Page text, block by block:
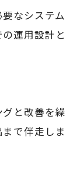
なシステム
運用設計と
と改善を繰
で伴走しま